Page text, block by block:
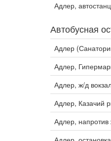
Адлер,
Автобусная
Адлер
Адлер,
Адлер, ж/д
Адлер, Казачий
Адлер, напротив